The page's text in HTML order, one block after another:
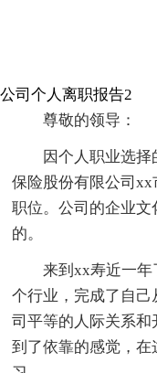
公司个人离职报告2
尊敬的领导：
因个人职业选
保险股份有限公司
职位。公司的企业
的。
来到xx寿近一
个行业，完成了自
司平等的人际关系
到了依靠的感觉，